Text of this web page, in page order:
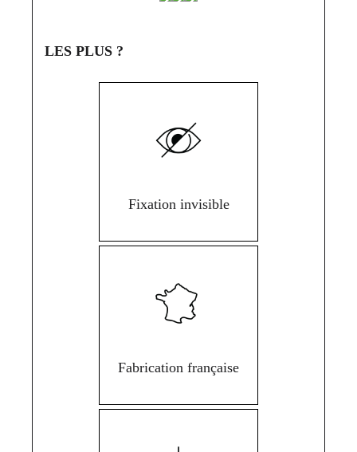
LES PLUS ?
Fixation invisible
Fabrication française